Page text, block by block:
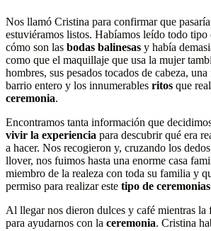
Nos llamó Cristina para confirmar que
estuviéramos listos. Habíamos leído todo
cómo son las bodas balinesas y había
como que el maquillaje que usa la mujer
hombres, sus pesados tocados de cabeza,
barrio entero y los innumerables ritos que
ceremonia.
Encontramos tanta información que
vivir la experiencia para descubrir qué era
a hacer. Nos recogieron y, cruzando los
llover, nos fuimos hasta una enorme casa
miembro de la realeza con toda su familia y
permiso para realizar este tipo de ceremonias
Al llegar nos dieron dulces y café mientras la
para ayudarnos con la ceremonia. Cristina